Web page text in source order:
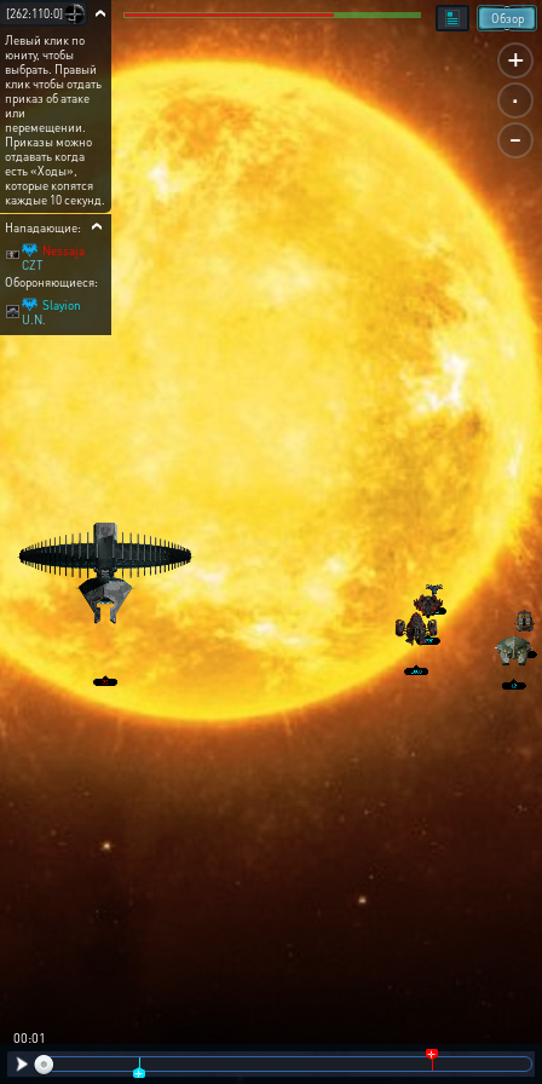
+
.
-
Обзор
[262:110:0]
Левый клик по
юниту, чтобы
выбрать. Правый
клик чтобы отдать
приказ об атаке
или
перемещении.
Приказы можно
отдавать когда
есть «Ходы»,
которые копятся
каждые 10 секунд.
Нападающие:
Nessaja
CZT
Обороняющиеся:
Slayion
U.N.
00:02